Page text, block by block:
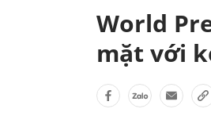
World
mặt với